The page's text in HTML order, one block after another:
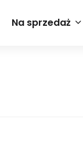
Na sprzedaż